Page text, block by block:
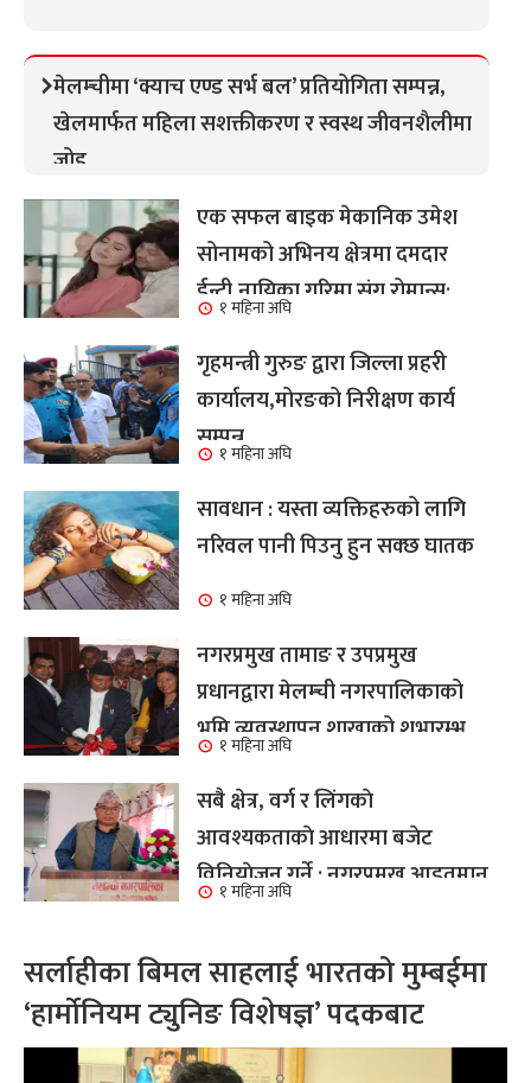
मेलम्चीमा ‘क्याच एण्ड सर्भ बल’ प्रतियोगिता सम्पन्न,
खेलमार्फत महिला सशक्तीकरण र स्वस्थ जीवनशैलीमा
जोड
एक सफल बाइक मेकानिक उमेश
सोनामको अभिनय क्षेत्रमा दमदार
ईन्ट्री,नायिका गरिमा संग रोमान्स:
हेर्नुहोस भिडियो ।
१ महिना अघि
गृहमन्त्री गुरुङ द्वारा जिल्ला प्रहरी
कार्यालय,मोरङको निरीक्षण कार्य
सम्पन्न१ महिना अघि
सावधान : यस्ता व्यक्तिहरुको लागि
नरिवल पानी पिउनु हुन सक्छ घातक
१ महिना अघि
नगरप्रमुख तामाङ र उपप्रमुख
प्रधानद्वारा मेलम्ची नगरपालिकाको
भूमि व्यवस्थापन शाखाको शुभारम्भ
कार्य सम्पन्न
१ महिना अघि
सबै क्षेत्र, वर्ग र लिंगकाे
आवश्यकताकाे आधारमा बजेट
विनियाेजन गर्ने : नगरप्रमुख आइतमान
तामाङ
१ महिना अघि
सर्लाहीका बिमल साहलाई भारतको मुम्बईमा
‘हार्मोनियम ट्युनिङ विशेषज्ञ’ पदकबाट
सम्मानित